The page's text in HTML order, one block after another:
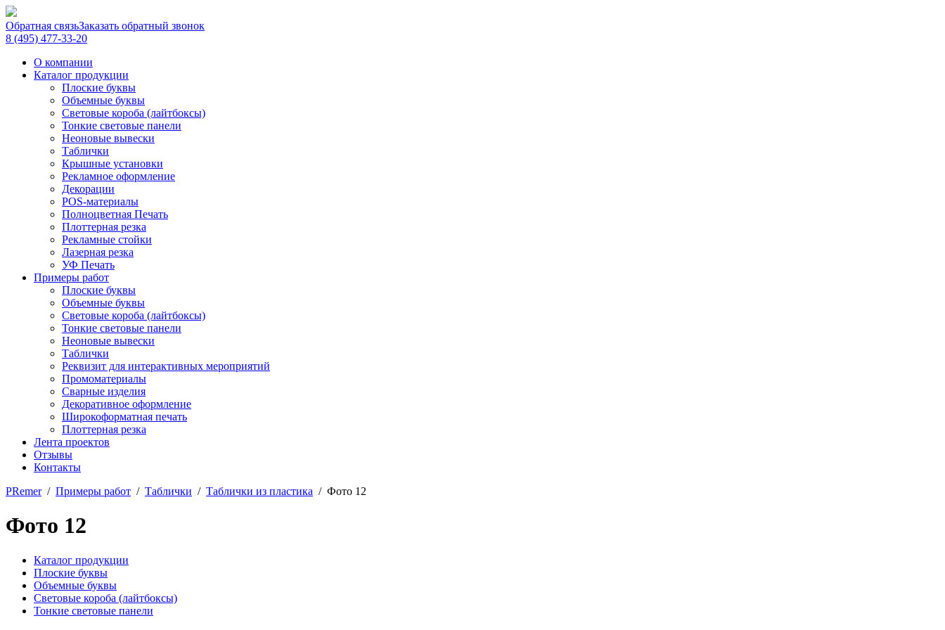
Обратная связьЗаказать обратный звонок
8 (495) 477-33-20
О компании
Каталог продукции
Плоские буквы
Объемные буквы
Световые короба (лайтбоксы)
Тонкие световые панели
Неоновые вывески
Таблички
Крышные установки
Рекламное оформление
Декорации
POS-материалы
Полноцветная Печать
Плоттерная резка
Рекламные стойки
Лазерная резка
УФ Печать
Примеры работ
Плоские буквы
Объемные буквы
Световые короба (лайтбоксы)
Тонкие световые панели
Неоновые вывески
Таблички
Реквизит для интерактивных мероприятий
Промоматериалы
Сварные изделия
Декоративное оформление
Широкоформатная печать
Плоттерная резка
Лента проектов
Отзывы
Контакты
PRemer/ Примеры работ / Таблички / Таблички из пластика / Фото 12
Фото 12
Каталог продукции
Плоские буквы
Объемные буквы
Световые короба (лайтбоксы)
Тонкие световые панели